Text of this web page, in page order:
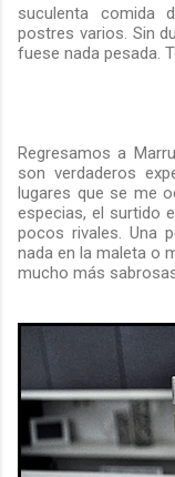
suculenta comida
postres varios. Sin
fuese nada pesada.
Regresamos a
son verdaderos
lugares que se me
especias, el surtido
pocos rivales. Una
nada en la maleta o
mucho más